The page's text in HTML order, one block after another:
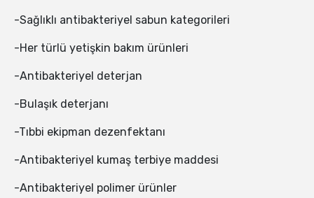
-Sağlıklı antibakteriyel sabun kategorileri
-Her türlü yetişkin bakım ürünleri
-Antibakteriyel deterjan
-Bulaşık deterjanı
-Tıbbi ekipman dezenfektanı
-Antibakteriyel kumaş terbiye maddesi
-Antibakteriyel polimer ürünler